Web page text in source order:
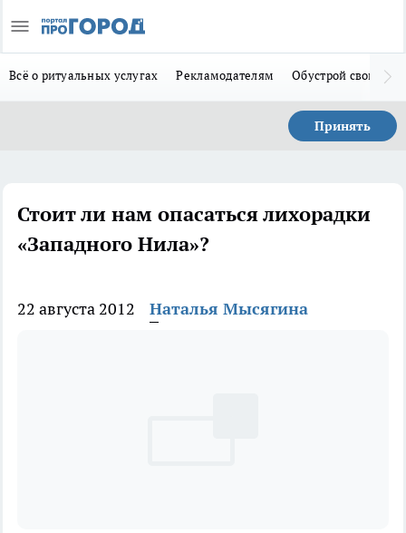
Всё о ритуальных услугах Рекламодателям Обустрой свой дом
Принять
Стоит ли нам опасаться лихорадки
«Западного Нила»?
22 августа 2012 Наталья Мысягина